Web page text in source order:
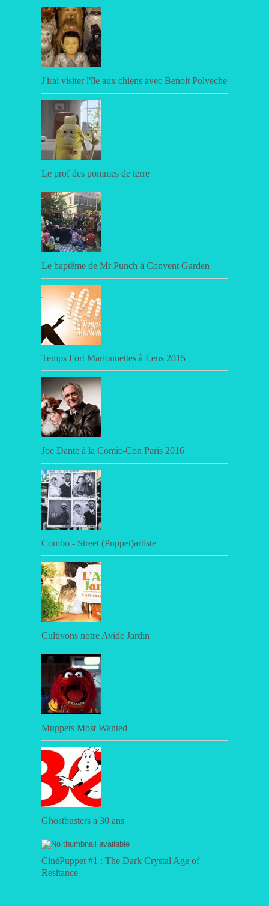
J'irai visiter l'île aux chiens avec Benoit Polveche
Le prof des pommes de terre
Le baptême de Mr Punch à Convent Garden
Temps Fort Marionnettes à Lens 2015
Joe Dante à la Comic-Con Paris 2016
Combo - Street (Puppet)artiste
Cultivons notre Avide Jardin
Muppets Most Wanted
Ghostbusters a 30 ans
CinéPuppet #1 : The Dark Crystal Age of
Resitance